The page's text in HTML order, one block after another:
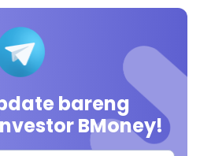
bareng
BMoney!